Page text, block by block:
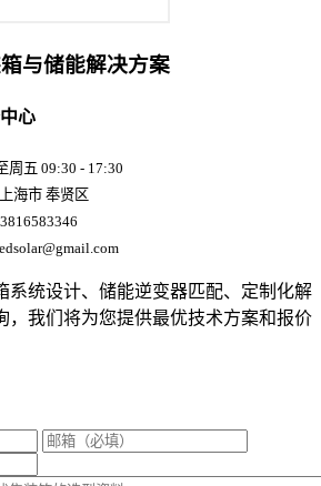
与储能解决方案
心
周五 09:30 - 17:30
海市 奉贤区
系统设计、储能逆变器匹配、定制化解
，我们将为您提供最优技术方案和报价